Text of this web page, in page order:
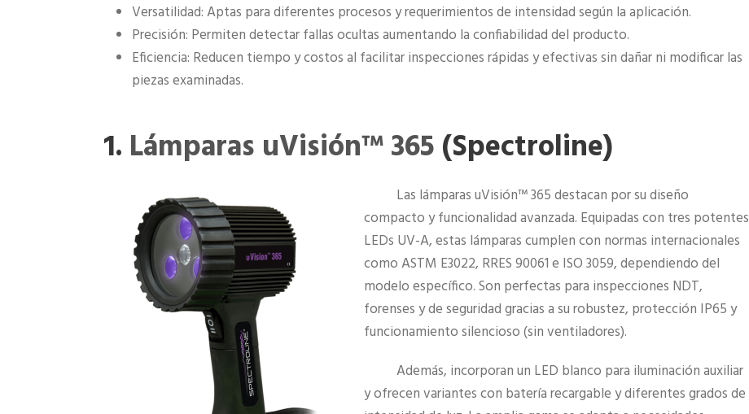
Versatilidad: Aptas para diferentes procesos y requerimientos de intensidad según la aplicación.
Precisión: Permiten detectar fallas ocultas aumentando la confiabilidad del producto.
Eficiencia: Reducen tiempo y costos al facilitar inspecciones rápidas y efectivas sin dañar ni modificar las
piezas examinadas.
1.Lámparas uVisión™ 365(Spectroline)
Las lámparas uVisión™ 365 destacan por su diseño
compacto y funcionalidad avanzada. Equipadas con tres potentes
LEDs UV-A, estas lámparas cumplen con normas internacionales
como ASTM E3022, RRES 90061 e ISO 3059, dependiendo del
modelo específico. Son perfectas para inspecciones NDT,
forenses y de seguridad gracias a su robustez, protección IP65 y
funcionamiento silencioso (sin ventiladores).
Además, incorporan un LED blanco para iluminación auxiliar
y ofrecen variantes con batería recargable y diferentes grados de